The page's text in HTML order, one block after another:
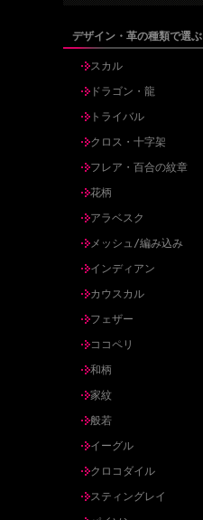
デザイン・革の種類で選ぶ
スカル
ドラゴン・龍
トライバル
クロス・十字架
フレア・百合の紋章
花柄
アラベスク
メッシュ/編み込み
インディアン
カウスカル
フェザー
ココペリ
和柄
家紋
般若
イーグル
クロコダイル
スティングレイ